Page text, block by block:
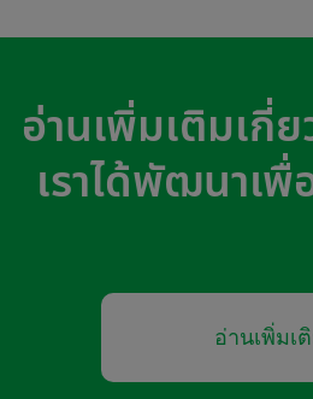
อ่านเพิ่มเติมเกี่
เราได้พัฒนาเพื่
อ่านเพิ่มเ